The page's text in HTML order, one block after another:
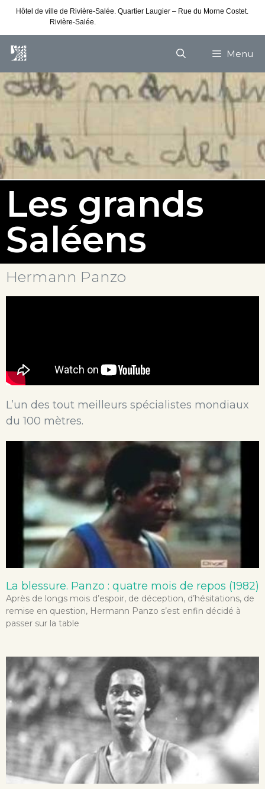
Hôtel de ville de Rivière-Salée. Quartier Laugier – Rue du Morne Costet.
Rivière-Salée.
Menu
Les grands
Saléens
Hermann Panzo
L’un des tout meilleurs spécialistes mondiaux
du 100 mètres.
La blessure. Panzo : quatre mois de repos (1982)
Après de longs mois d’espoir, de déception, d’hésitations, de
remise en question, Hermann Panzo s’est enfin décidé à
passer sur la table